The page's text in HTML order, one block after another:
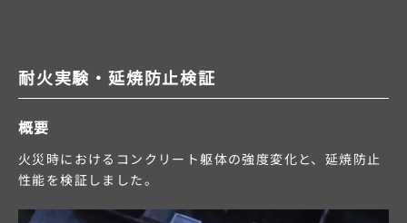
耐火実験・延焼防止検証
概要
火災時におけるコンクリート躯体の強度変化と、延焼防止
性能を検証しました。